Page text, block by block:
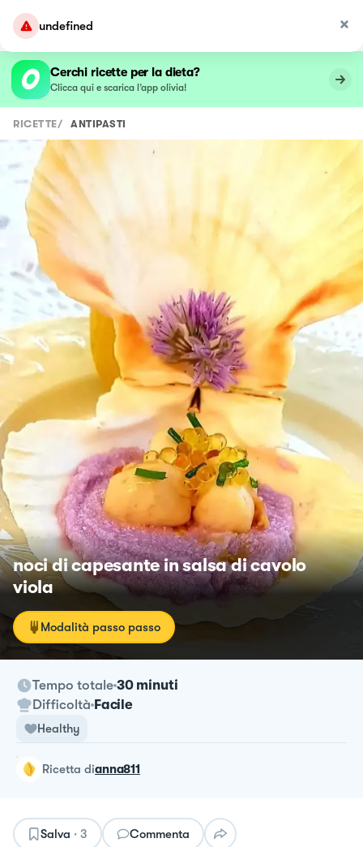
undefined
Cerchi ricette per la dieta?
Clicca qui e scarica l’app olivia!
RICETTE/ ANTIPASTI
noci di capesante in salsa di cavolo
viola
Modalità passo passo
Tempo totale 30 minuti
Difficoltà Facile
Healthy
ricetta dianna811
Salva · 3 Commenta